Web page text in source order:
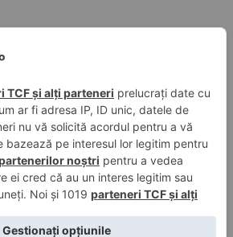
care te interesează
știri, evenimente și subiecte de
Introdu un cuvânt-cheie și descoperă
nevoie!
Caută